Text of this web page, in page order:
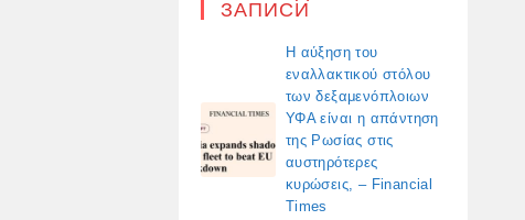
ЗАПИСИ
Η αύξηση του
εναλλακτικού στόλου
των δεξαμενόπλοιων
ΥΦΑ είναι η απάντηση
της Ρωσίας στις
αυστηρότερες
κυρώσεις, – Financial
Times